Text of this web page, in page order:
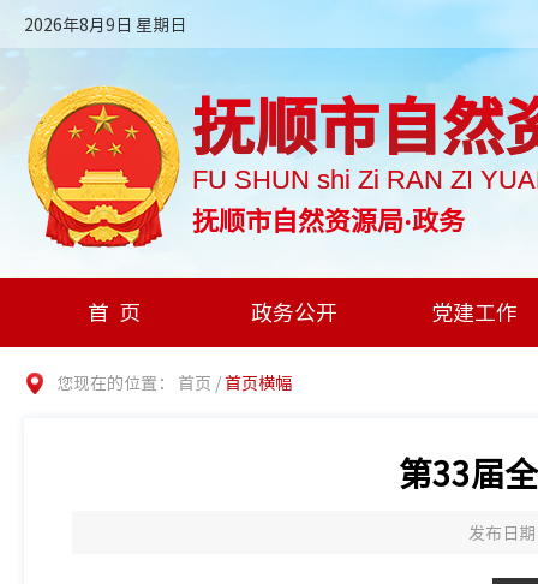
2026年8月9日 星期日
抚顺市自然
FU SHUN shi Zi RAN ZI
抚顺市自然资源局·政务
首页 政务公开 党建工作
您现在的位置： 首页 /首页横幅
第33届
发布日